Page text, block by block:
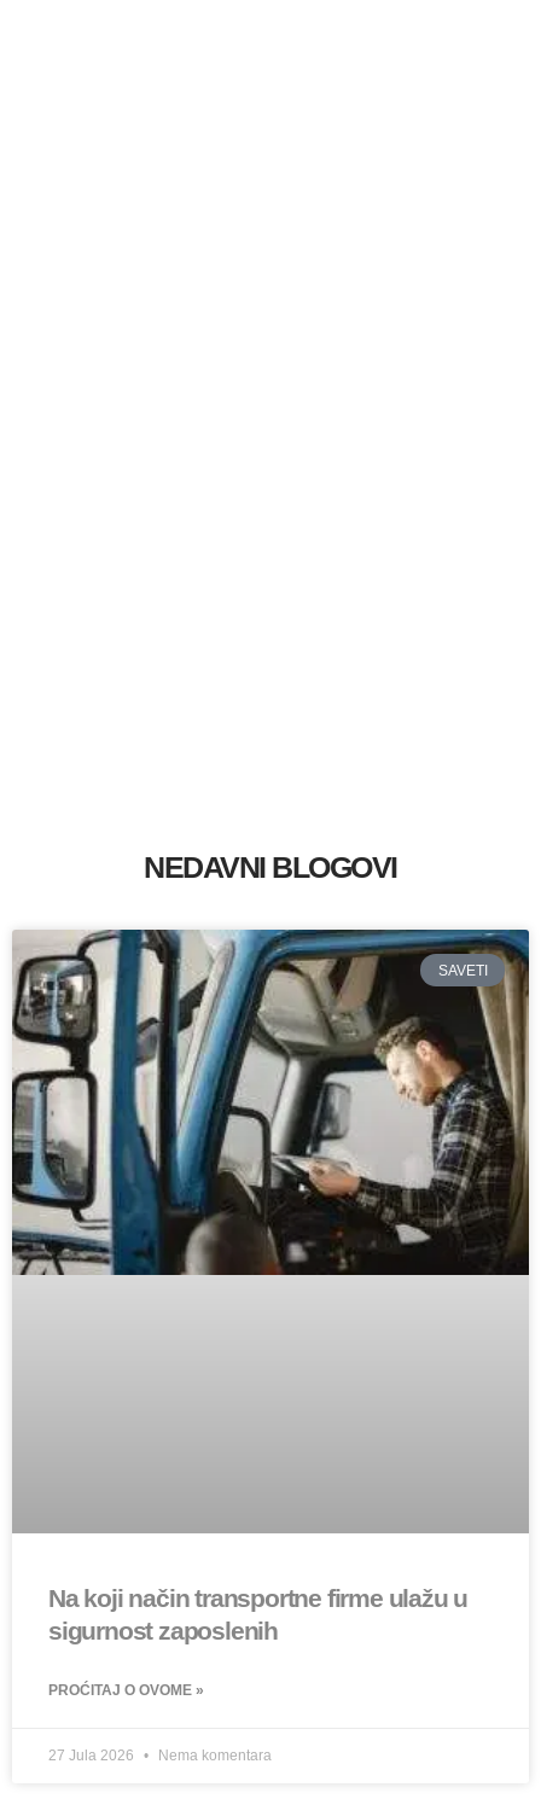
NEDAVNI BLOGOVI
SAVETI
Na koji način transportne firme ulažu u
sigurnost zaposlenih
PROĆITAJ O OVOME »
27 Jula 2026 Nema komentara